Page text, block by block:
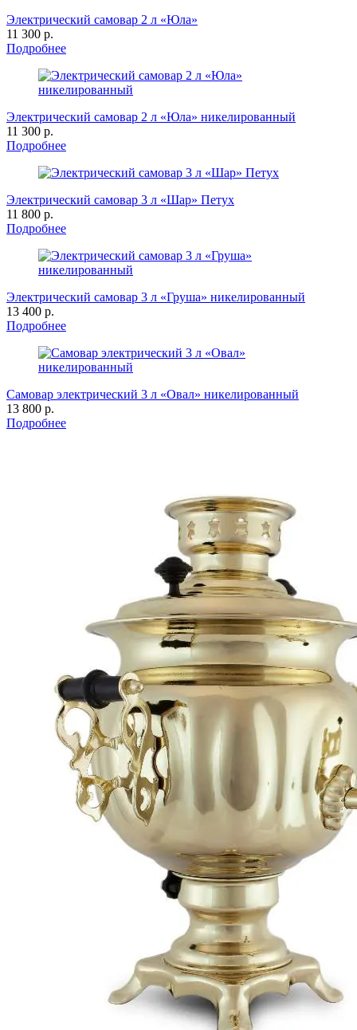
Электрический самовар 2 л «Юла»
11 300 р.
Подробнее
Электрический самовар 2 л «Юла» никелированный
11 300 р.
Подробнее
Электрический самовар 3 л «Шар» Петух
11 800 р.
Подробнее
Электрический самовар 3 л «Груша» никелированный
13 400 р.
Подробнее
Самовар электрический 3 л «Овал» никелированный
13 800 р.
Подробнее